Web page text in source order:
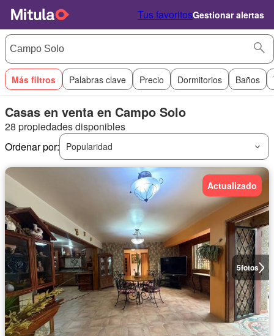
Tus favoritosGestionar alertas
Más filtros Palabras clave Precio Dormitorios Baños
Casas en venta en Campo Solo
28 propiedades disponibles
Ordenar por:
Popularidad
5fotos
Actualizado